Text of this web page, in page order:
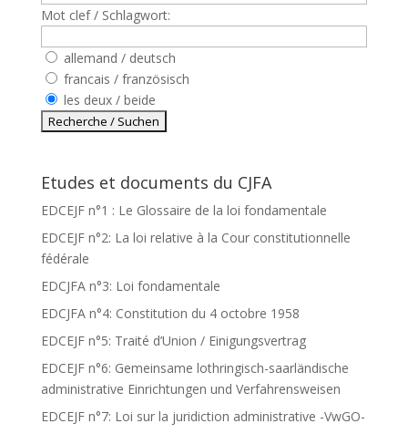
Mot clef / Schlagwort:
allemand / deutsch
francais / französisch
les deux / beide
Etudes et documents du CJFA
EDCEJF n°1 : Le Glossaire de la loi fondamentale
EDCEJF n°2: La loi relative à la Cour constitutionnelle
fédérale
EDCJFA n°3: Loi fondamentale
EDCJFA n°4: Constitution du 4 octobre 1958
EDCEJF n°5: Traité d’Union / Einigungsvertrag
EDCEJF n°6: Gemeinsame lothringisch-saarländische
administrative Einrichtungen und Verfahrensweisen
EDCEJF n°7: Loi sur la juridiction administrative -VwGO-